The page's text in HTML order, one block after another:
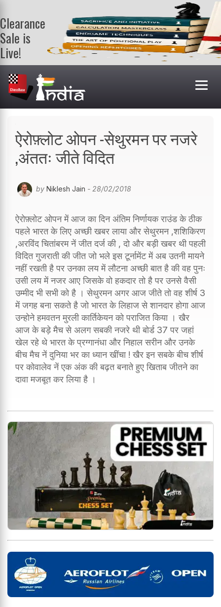
Clearance
Sale is
Live!
Get a FREE
book on
purchasing 2
or more
books. Valid
ऐरोफ़्लोट ओपन -सेथुरमन पर नजरे
,अंततः जीते विदित
by Niklesh Jain - 28/02/2018
ऐरोफ़्लोट ओपन में आज का दिन अंतिम निर्णायक राउंड के ठीक
पहले भारत के लिए अच्छी खबर लाया और सेथुरमन ,शशिकिरण
,अरविंद चितांबरम नें जीत दर्ज की , दो और बड़ी खबर थी पहली
विदित गुजराती की जीत जो भले इस टूर्नामेंट में अब उतनी मायने
नहीं रखती है पर उनका लय में लौटना अच्छी बात है की वह पुनः
उसी लय में नजर आए जिसके वो हकदार तो है पर उनसे वैसी
उम्मीद भी सभी को है । सेथुरमन अगर आज जीते तो वह शीर्ष 3
में जगह बना सकते है जो भारत के लिहाज से शानदार होगा आज
उन्होने हमवतन मुरली कार्तिकेयन को पराजित किया । खैर
आज के बड़े मैच से अलग सबकी नजरे थी बोर्ड 37 पर जहां
खेल रहे थे भारत के प्रग्गानंधा और निहाल सरीन और उनके
बीच मैच नें दुनिया भर का ध्यान खींचा ! खैर इन सबके बीच शीर्ष
पर कोवालेव नें एक अंक की बढ़त बनाते हुए खिताब जीतने का
दावा मजबूत कर लिया है ।